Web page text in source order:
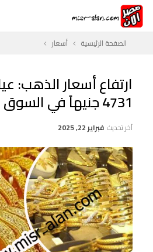
الصفحة الرئيسية أسعار
4731 جنيهاً في السوق المصري
آخر تحديث فبراير 22, 2025